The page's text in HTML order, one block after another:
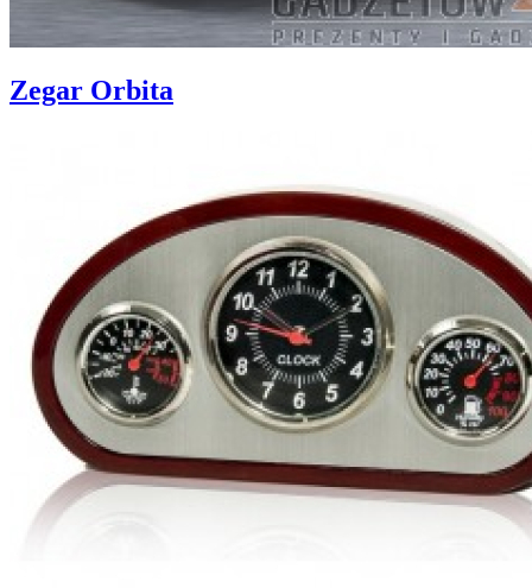
Zegar Orbita